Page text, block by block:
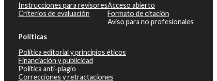
Instrucciones para revisores
Criterios de evaluación
Acceso abierto
Formato de citación
Aviso para no profesionales
Políticas
Política editorial y principios éticos
Financiación y publicidad
Política anti-plagio
Correcciones y retractaciones